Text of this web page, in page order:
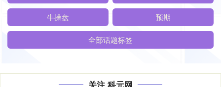
牛操盘 预期
全部话题标签
关注 科元网